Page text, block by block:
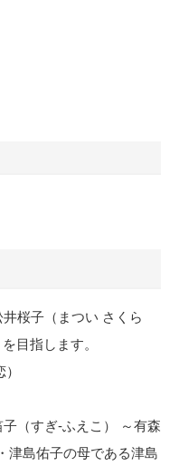
桜子（まつい さくら
目指します。
（すぎ-ふえこ） ～有森
津島佑子の母である津島